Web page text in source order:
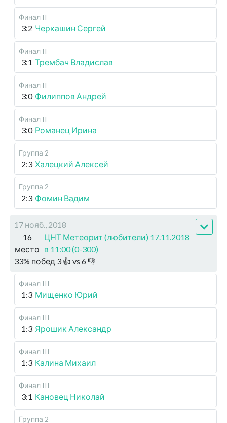
Финал II
3:2 Черкашин Сергей
Финал II
3:1 Трембач Владислав
Финал II
3:0 Филиппов Андрей
Финал II
3:0 Романец Ирина
Группа 2
2:3 Халецкий Алексей
Группа 2
2:3 Фомин Вадим
17 нояб., 2018
16
место
ЦНТ Метеорит (любители) 17.11.2018
в 11:00 (0-300)
33% побед 3 👍 vs 6👎
Финал III
1:3 Мищенко Юрий
Финал III
1:3 Ярошик Александр
Финал III
1:3 Калина Михаил
Финал III
3:1 Кановец Николай
Группа 2